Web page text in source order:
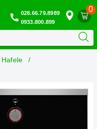
0
028.66.79.8989
0933.800.899